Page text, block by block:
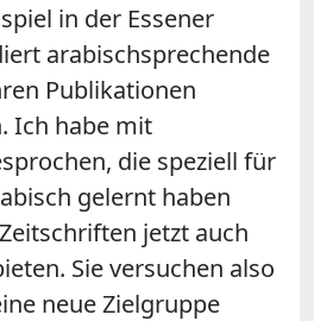
in der Essener
arabischsprechende
Publikationen
Ich habe mit
die speziell für
gelernt haben
jetzt auch
Sie versuchen also
neue Zielgruppe